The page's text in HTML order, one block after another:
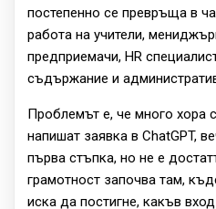
постепенно се превръща в
работа на учители,
предприемачи, HR
съдържание и
Проблемът е, че много хора
напишат заявка в ChatGPT,
първа стъпка, но не е
грамотност започва там,
иска да постигне, какъв